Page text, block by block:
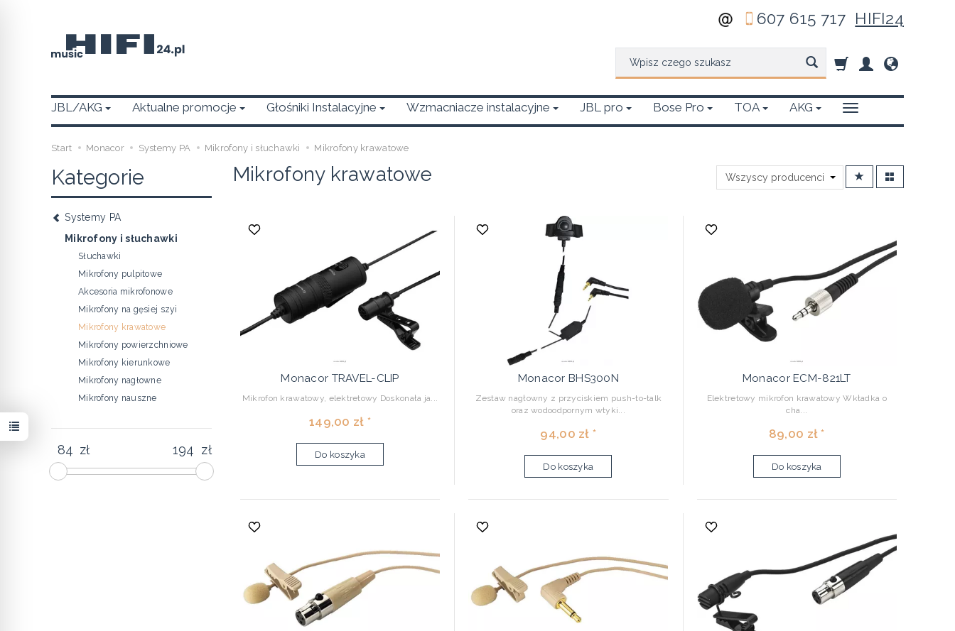
607 615 717 HIFI24
JBL/AKG Aktualne promocje Głośniki Instalacyjne Wzmacniacze instalacyjne JBL pro Bose Pro TOA AKG
Start Monacor Systemy PA Mikrofony i słuchawki Mikrofony krawatowe
Mikrofony krawatowe
Monacor TRAVEL-CLIP
Mikrofon krawatowy, elektretowy Doskonała ja...
149,00 zł *
Do koszyka
Monacor BHS300N
Zestaw nagłowny z przyciskiem push-to-talk
oraz wodoodpornym wtyki...
94,00 zł *
Do koszyka
Monacor ECM-821LT
Elektretowy mikrofon krawatowy Wkładka o
cha...
89,00 zł *
Do koszyka
Kategorie
Systemy PA
Mikrofony i słuchawki
Słuchawki
Mikrofony pulpitowe
Akcesoria mikrofonowe
Mikrofony na gęsiej szyi
Mikrofony krawatowe
Mikrofony powierzchniowe
Mikrofony kierunkowe
Mikrofony nagłowne
Mikrofony nauszne
zł zł